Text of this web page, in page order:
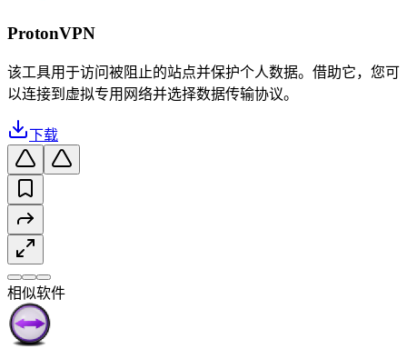
ProtonVPN
该工具用于访问被阻止的站点并保护个人数据。借助它，您可
以连接到虚拟专用网络并选择数据传输协议。
下载
相似软件